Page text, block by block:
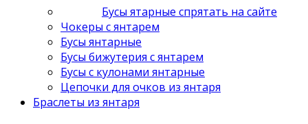
Бусы ятарные спрятать на сайте
Чокеры с янтарем
Бусы янтарные
Бусы бижутерия с янтарем
Бусы с кулонами янтарные
Цепочки для очков из янтаря
Браслеты из янтаря